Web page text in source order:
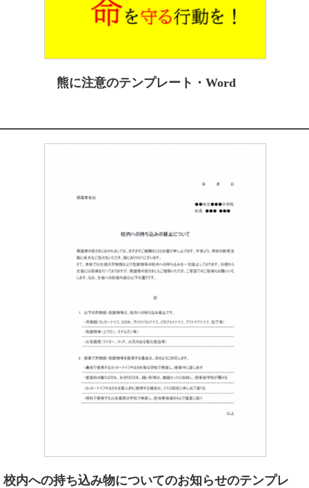
熊に注意のテンプレート・Word
校内への持ち込み物についてのお知らせのテンプレ